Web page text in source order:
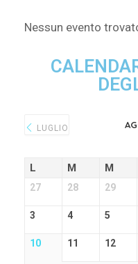
Nessun evento
LUGLIO
L M M
27 28 29
3 4 5
10 11 12